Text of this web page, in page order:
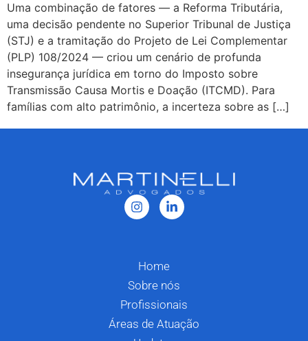
Uma combinação de fatores — a Reforma Tributária,
uma decisão pendente no Superior Tribunal de Justiça
(STJ) e a tramitação do Projeto de Lei Complementar
(PLP) 108/2024 — criou um cenário de profunda
insegurança jurídica em torno do Imposto sobre
Transmissão Causa Mortis e Doação (ITCMD). Para
famílias com alto patrimônio, a incerteza sobre as […]
Home
Sobre nós
Profissionais
Áreas de Atuação